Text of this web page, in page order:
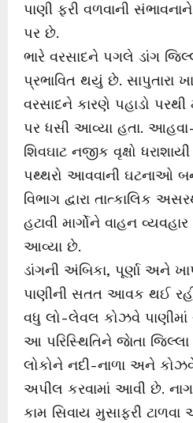
પાણી ફરી વળવાની
પર છે.
ભારે વરસાદને પગલે ડાંગ
પ્રભાવિત થયું છે. સાપુતારા
વરસાદને કારણે પહાડો પરથી
પર ધસી આવ્યા હતા. આહવા-
શિવઘાટ નજીક વૃક્ષો
પથ્થરો આવવાની ઘટનાઓ
વિભાગ દ્વારા તાત્કાલિક
હટાવી માર્ગોને વાહન
આવ્યા છે.
ડાંગની અંબિકા, પૂર્ણા અને
પાણીની સતત આવક થઈ
વધુ લો-લેવલ કોઝવે
આ પરિસ્થિતિને જાેતા જિલ્લા
લોકોને નદી-નાળા અને
અપીલ કરવામાં આવી છે.
કામ સિવાય મુસાફરી ટાળવા